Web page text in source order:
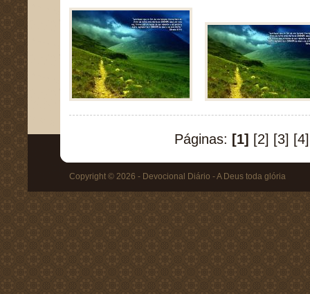
Páginas: [1] [2] [3] [4]
Copyright © 2026 - Devocional Diário - A Deus toda glória